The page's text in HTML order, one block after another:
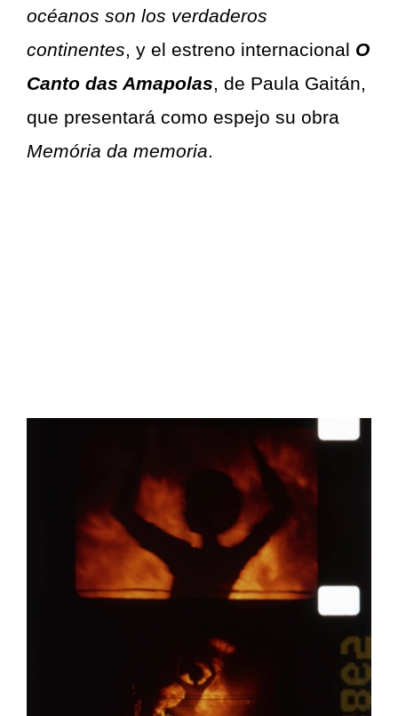
océanos son los verdaderos
continentes, y el estreno internacional O
Canto das Amapolas, de Paula Gaitán,
que presentará como espejo su obra
Memória da memoria.